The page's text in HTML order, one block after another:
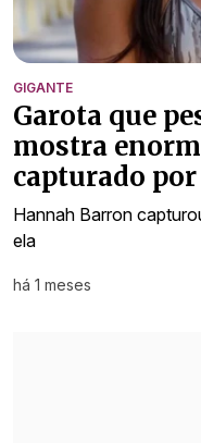
GIGANTE
Garota que
mostra
capturado
Hannah Barron
ela
há 1 meses